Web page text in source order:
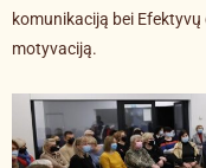
komunikaciją bei
motyvaciją.